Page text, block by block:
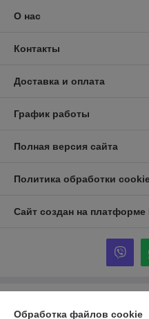
О нас
Контакты
Доставка и оплата
График работы
Полная версия сайта
Политика обработки
Сайт создан на платформе
Обработка файлов cookie